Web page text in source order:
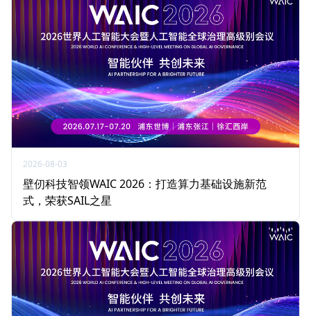
2026-08-03
壁仞科技智领WAIC 2026：打造算力基础设施新范
式，荣获SAIL之星